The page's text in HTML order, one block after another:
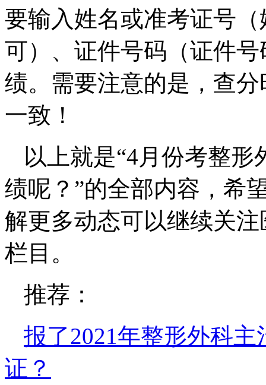
要输入姓名或准考证号
可）、证件号码（证件
绩。需要注意的是，查
一致！
以上就是“4月份考整
绩呢？”的全部内容，希
解更多动态可以继续关
栏目。
推荐：
报了2021年整形外科
证？